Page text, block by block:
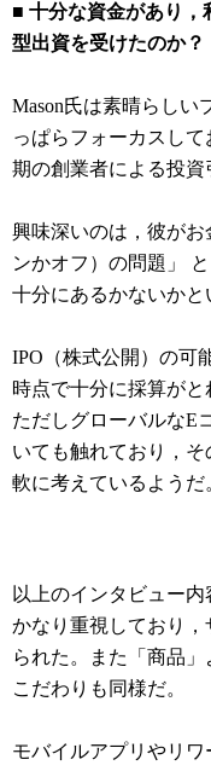
■ 十分な資金があり，
型出資を受けたのか？
Mason氏は素晴らしい
っぱらフォーカスし
期の創業者による投資
興味深いのは，彼が
ンかオフ）の問題」
十分にあるかないかと
IPO（株式公開）の可
時点で十分に採算がと
ただしグローバルなE
いても触れており，
軟に考えているようだ
以上のインタビュー
かなり重視しており
られた。また「商品
こだわりも同様だ。
モバイルアプリやリ